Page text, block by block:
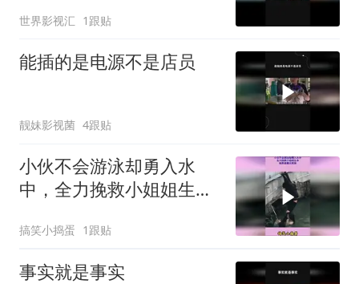
世界影视汇 1跟贴
能插的是电源不是店员
靓妹影视菌 4跟贴
小伙不会游泳却勇入水
中，全力挽救小姐姐生
搞笑小捣蛋 1跟贴
事实就是事实